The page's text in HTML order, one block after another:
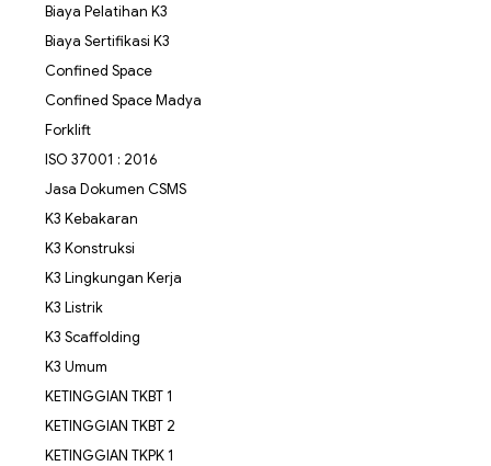
Biaya Pelatihan K3
Biaya Sertifikasi K3
Confined Space
Confined Space Madya
Forklift
ISO 37001 : 2016
Jasa Dokumen CSMS
K3 Kebakaran
K3 Konstruksi
K3 Lingkungan Kerja
K3 Listrik
K3 Scaffolding
K3 Umum
KETINGGIAN TKBT 1
KETINGGIAN TKBT 2
KETINGGIAN TKPK 1